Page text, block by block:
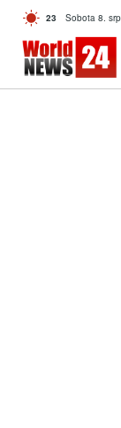
23 C Czech
Sobota 8.